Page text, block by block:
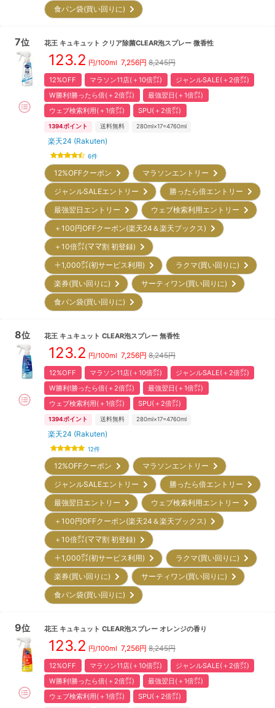
食パン袋(買い回りに)
7位 花王 キュキュット クリア除菌CLEAR泡スプレー 微香性
123.2 円/100ml 7,256円 8,245円
12%OFF マラソン11店(＋10倍㌽)
ジャンルSALE(＋2倍㌽)
W勝利!勝ったら倍(＋2倍㌽)
最強翌日(＋1倍㌽)
ウェブ検索利用(＋1倍㌽)
SPU(＋2倍㌽)
1394ポイント 送料無料 280ml×17=4760ml
楽天24 (Rakuten)
6件
12%OFFクーポン
マラソンエントリー
ジャンルSALEエントリー
勝ったら倍エントリー
最強翌日エントリー
ウェブ検索利用エントリー
＋100円OFFクーポン(楽天24＆楽天ブックス)
＋10倍㌽(ママ割 初登録)
＋1,000㌽(初サービス利用)
ラクマ(買い回りに)
楽券(買い回りに)
サーティワン(買い回りに)
食パン袋(買い回りに)
8位 花王 キュキュット CLEAR泡スプレー 無香性
123.2 円/100ml 7,256円 8,245円
12%OFF マラソン11店(＋10倍㌽)
ジャンルSALE(＋2倍㌽)
W勝利!勝ったら倍(＋2倍㌽)
最強翌日(＋1倍㌽)
ウェブ検索利用(＋1倍㌽)
SPU(＋2倍㌽)
1394ポイント 送料無料 280ml×17=4760ml
楽天24 (Rakuten)
12件
12%OFFクーポン
マラソンエントリー
ジャンルSALEエントリー
勝ったら倍エントリー
最強翌日エントリー
ウェブ検索利用エントリー
＋100円OFFクーポン(楽天24＆楽天ブックス)
＋10倍㌽(ママ割 初登録)
＋1,000㌽(初サービス利用)
ラクマ(買い回りに)
楽券(買い回りに)
サーティワン(買い回りに)
食パン袋(買い回りに)
9位 花王 キュキュット CLEAR泡スプレー オレンジの香り
123.2 円/100ml 7,256円 8,245円
12%OFF マラソン11店(＋10倍㌽)
ジャンルSALE(＋2倍㌽)
W勝利!勝ったら倍(＋2倍㌽)
最強翌日(＋1倍㌽)
ウェブ検索利用(＋1倍㌽)
SPU(＋2倍㌽)